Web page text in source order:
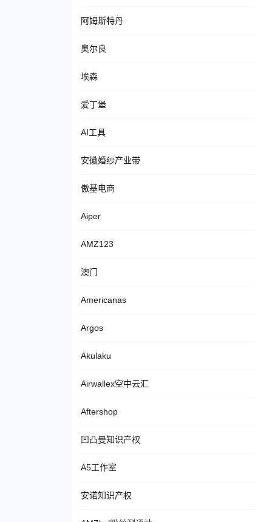
阿姆斯特丹
奥尔良
埃森
爱丁堡
AI工具
安徽婚纱产业带
傲基电商
Aiper
AMZ123
澳门
Americanas
Argos
Akulaku
Airwallex空中云汇
Aftershop
凹凸曼知识产权
A5工作室
安诺知识产权